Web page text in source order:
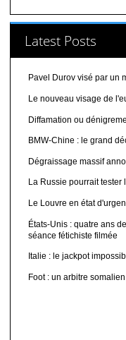
Latest Posts
Pavel Durov visé par un
Le nouveau visage de
Diffamation ou
BMW-Chine : le grand
Dégraissage massif
La Russie pourrait tester
Le Louvre en état
États-Unis : quatre ans
séance fétichiste filmée
Italie : le jackpot
Foot : un arbitre